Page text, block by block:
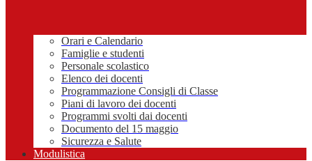
Orari e Calendario
Famiglie e studenti
Personale scolastico
Elenco dei docenti
Programmazione Consigli di Classe
Piani di lavoro dei docenti
Programmi svolti dai docenti
Documento del 15 maggio
Sicurezza e Salute
Modulistica